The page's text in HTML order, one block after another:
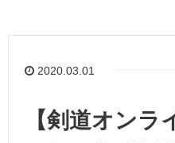
2020.03.01
【剣道オン